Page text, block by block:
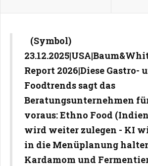
(Symbol)
Report 2026|Diese Gastro-
Foodtrends sagt das
Beratungsunternehmen
voraus: Ethno Food
wird weiter zulegen - KI
in die Menüplanung
Kardamom und